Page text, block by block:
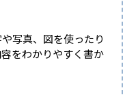
写真、図を使ったり
をわかりやすく書か